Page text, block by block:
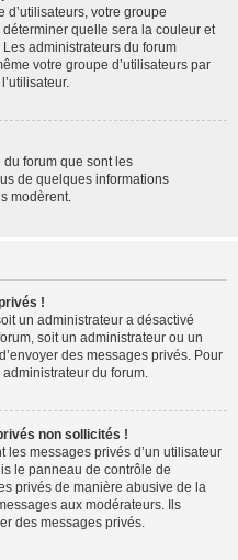
d’utilisateurs, votre groupe
quelle sera la couleur et
administrateurs du forum
votre groupe d’utilisateurs par
du forum que sont les
de quelques informations
modèrent.
!
un administrateur a désactivé
soit un administrateur ou un
des messages privés. Pour
du forum.
non sollicités !
messages privés d’un utilisateur
le panneau de contrôle de
privés de manière abusive de la
aux modérateurs. Ils
des messages privés.